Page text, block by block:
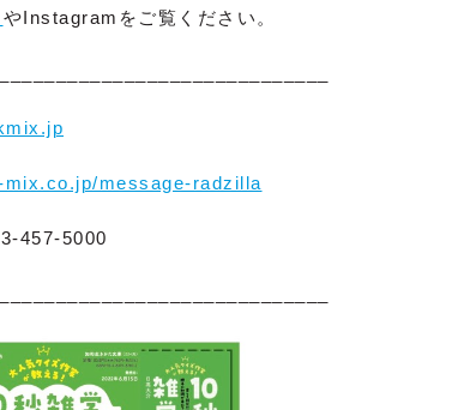
やInstagramをご覧ください。
message-radzilla
457-5000